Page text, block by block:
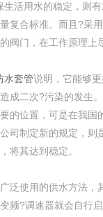
用水的稳定，则有
复合标准。而且?采
阀门，在工作原理
水套管说明，它能够
成二次?污染的发生
的位置，可是在我
司制定新的规定，
将其达到稳定。
使用的供水方法，
频?调速器就会自行